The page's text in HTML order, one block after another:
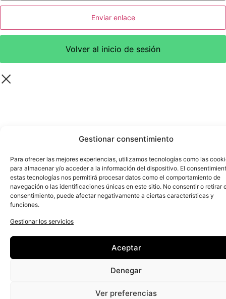
Gestionar consentimiento
Para ofrecer las mejores experiencias, utilizamos tecnologías como las
para almacenar y/o acceder a la información del dispositivo. El
estas tecnologías nos permitirá procesar datos como el comportamiento de
navegación o las identificaciones únicas en este sitio. No consentir o retirar
consentimiento, puede afectar negativamente a ciertas características y
funciones.
Gestionar los servicios
Aceptar
Denegar
Ver preferencias
Enviar enlace
Volver al inicio de sesión